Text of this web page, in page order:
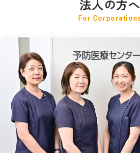
法人の方へ